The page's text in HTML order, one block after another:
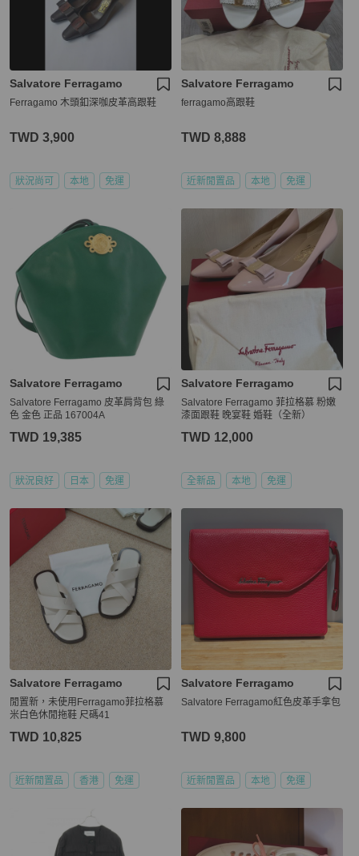
Salvatore Ferragamo
Ferragamo 木頭釦深咖皮革高跟鞋
TWD 3,900
狀況尚可 本地 免運
Salvatore Ferragamo
ferragamo高跟鞋
TWD 8,888
近新閒置品 本地 免運
Salvatore Ferragamo
Salvatore Ferragamo 皮革肩背包 綠
色 金色 正品 167004A
TWD 19,385
狀況良好 日本 免運
Salvatore Ferragamo
Salvatore Ferragamo 菲拉格慕 粉嫩
漆面跟鞋 晚宴鞋 婚鞋（全新）
TWD 12,000
全新品 本地 免運
Salvatore Ferragamo
閒置新，未使用Ferragamo菲拉格慕
米白色休閒拖鞋 尺碼41
TWD 10,825
近新閒置品 香港 免運
Salvatore Ferragamo
Salvatore Ferragamo紅色皮革手拿包
TWD 9,800
近新閒置品 本地 免運